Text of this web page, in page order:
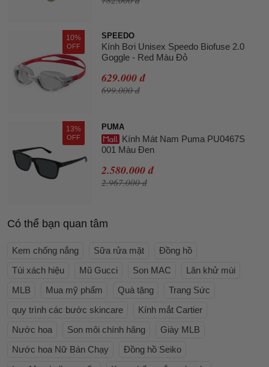
10%
OFF
SPEEDO
Kính Bơi Unisex Speedo Biofuse 2.0
Goggle - Red Màu Đỏ
629.000 đ
699.000 đ
13%
OFF
PUMA
Kính Mát Nam Puma PU0467S
001 Màu Đen
2.580.000 đ
2.967.000 đ
Có thể bạn quan tâm
Kem chống nắng Sữa rửa mặt
Đồng hồ
Túi xách hiệu
Mũ Gucci Son MAC
Lăn khử mùi
MLB
Mua mỹ phẩm Quà tặng
Trang Sức
quy trình các bước skincare
Kính mắt Cartier
Nước hoa
Son môi chính hãng
Giày MLB
Nước hoa Nữ Bán Chạy
Đồng hồ Seiko